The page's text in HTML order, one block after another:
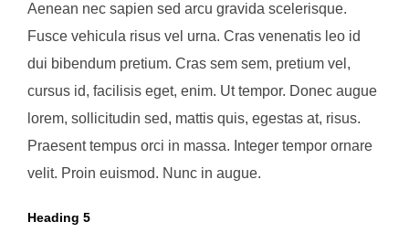
Aenean nec sapien sed arcu gravida scelerisque.
Fusce vehicula risus vel urna. Cras venenatis leo id
dui bibendum pretium. Cras sem sem, pretium vel,
cursus id, facilisis eget, enim. Ut tempor. Donec augue
lorem, sollicitudin sed, mattis quis, egestas at, risus.
Praesent tempus orci in massa. Integer tempor ornare
velit. Proin euismod. Nunc in augue.
Heading 5